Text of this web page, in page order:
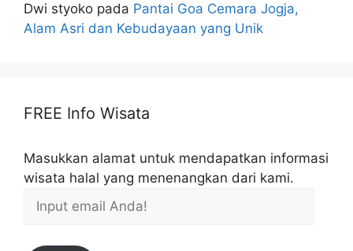
Dwi styoko pada Pantai Goa Cemara Jogja,
Alam Asri dan Kebudayaan yang Unik
FREE Info Wisata
Masukkan alamat untuk mendapatkan informasi
wisata halal yang menenangkan dari kami.